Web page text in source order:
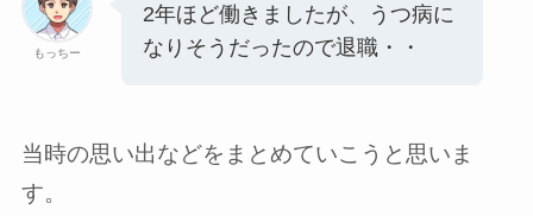
もっちー
2年ほど働きましたが、うつ病に
なりそうだったので退職・・
当時の思い出などをまとめていこうと思いま
す。